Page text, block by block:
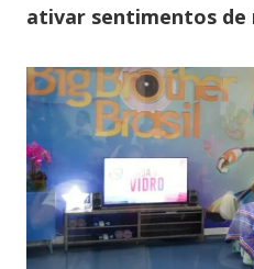
ativar sentimentos de